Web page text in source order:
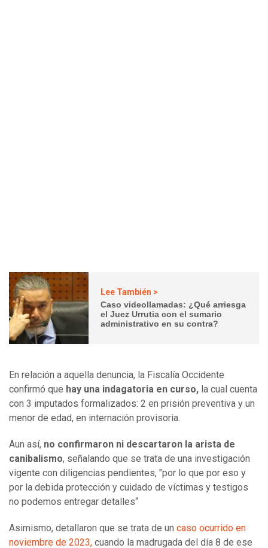
Lee También >
Caso videollamadas: ¿Qué arriesga
el Juez Urrutia con el sumario
administrativo en su contra?
En relación a aquella denuncia, la Fiscalía Occidente
confirmó que hay una indagatoria en curso, la cual cuenta
con 3 imputados formalizados: 2 en prisión preventiva y un
menor de edad, en internación provisoria.
Aun así, no confirmaron ni descartaron la arista de
canibalismo, señalando que se trata de una investigación
vigente con diligencias pendientes, "por lo que por eso y
por la debida protección y cuidado de víctimas y testigos
no podemos entregar detalles“
Asimismo, detallaron que se trata de un caso ocurrido en
noviembre de 2023, cuando la madrugada del día 8 de ese